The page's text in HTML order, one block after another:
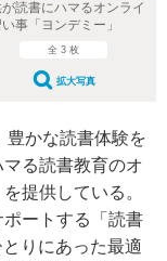
読書にハマるオンライ
事「ヨンデミー」
全 3 枚
拡大写真
かな読書体験を
る読書教育のオ
提供している。
ポートする「読書
りにあった最適